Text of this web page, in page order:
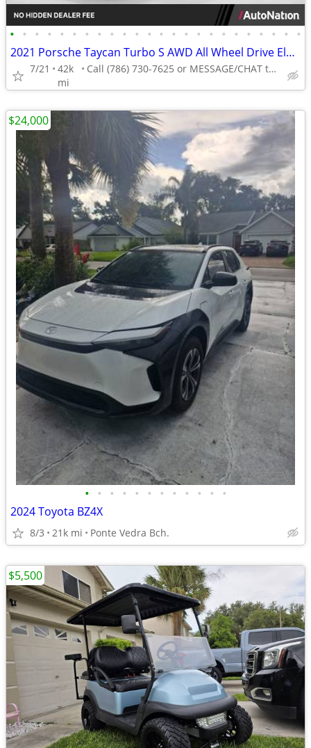
• • • • • • • • • • • • • • • • • • • • • • • •
2021 Porsche Taycan Turbo S AWD All Wheel Drive Electric AUTONATION
7/21
42k
mi
Call (786) 730-7625 or MESSAGE/CHAT to confirm availability
• • • • • • • • • • • •
2024 Toyota BZ4X
8/3 21k mi Ponte Vedra Bch.
$24,000
$5,500